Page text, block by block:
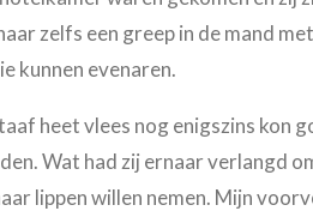
zelfs een greep in de mand
kunnen evenaren.
heet vlees nog enigszins kon
Wat had zij ernaar verlangd
lippen willen nemen. Mijn